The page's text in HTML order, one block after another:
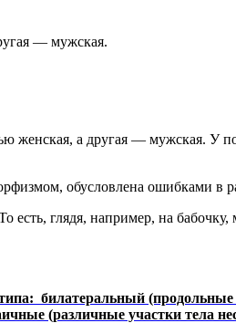
— мужская.
женская, а другая — мужская. У
обусловлена ошибками в
есть, глядя, например, на
билатеральный
(различные участки тела